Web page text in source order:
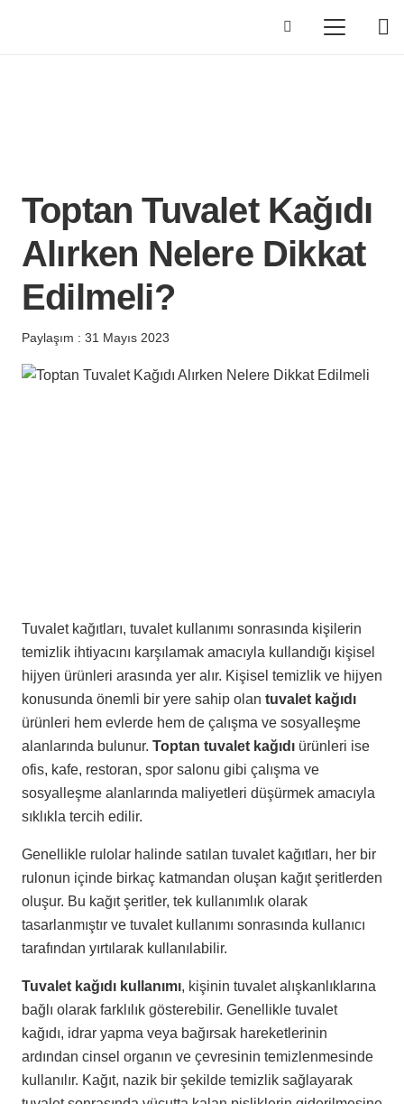
Toptan Tuvalet Kağıdı
Alırken Nelere Dikkat
Edilmeli?
Paylaşım : 31 Mayıs 2023
Tuvalet kağıtları, tuvalet kullanımı sonrasında kişilerin
temizlik ihtiyacını karşılamak amacıyla kullandığı kişisel
hijyen ürünleri arasında yer alır. Kişisel temizlik ve hijyen
konusunda önemli bir yere sahip olan tuvalet kağıdı
ürünleri hem evlerde hem de çalışma ve sosyalleşme
alanlarında bulunur. Toptan tuvalet kağıdı ürünleri ise
ofis, kafe, restoran, spor salonu gibi çalışma ve
sosyalleşme alanlarında maliyetleri düşürmek amacıyla
sıklıkla tercih edilir.
Genellikle rulolar halinde satılan tuvalet kağıtları, her bir
rulonun içinde birkaç katmandan oluşan kağıt şeritlerden
oluşur. Bu kağıt şeritler, tek kullanımlık olarak
tasarlanmıştır ve tuvalet kullanımı sonrasında kullanıcı
tarafından yırtılarak kullanılabilir.
Tuvalet kağıdı kullanımı, kişinin tuvalet alışkanlıklarına
bağlı olarak farklılık gösterebilir. Genellikle tuvalet
kağıdı, idrar yapma veya bağırsak hareketlerinin
ardından cinsel organın ve çevresinin temizlenmesinde
kullanılır. Kağıt, nazik bir şekilde temizlik sağlayarak